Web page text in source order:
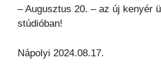
– Augusztus 20. – az új kenyér
stúdióban!
Nápolyi 2024.08.17.